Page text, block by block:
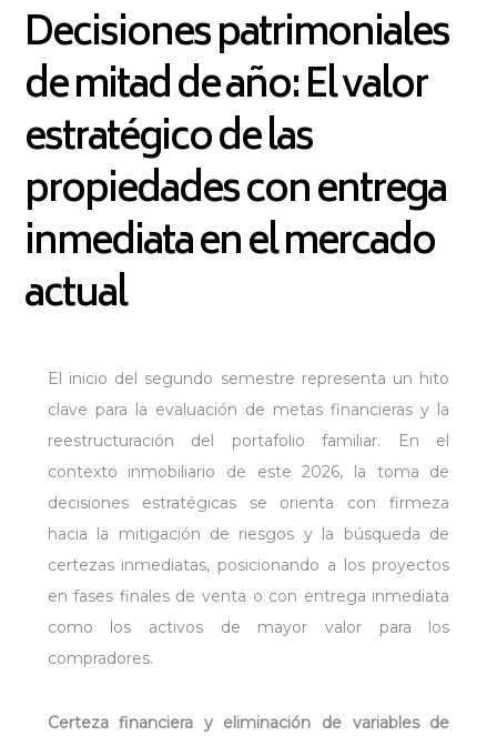
Decisiones patrimoniales
de mitad de año: El valor
estratégico de las
propiedades con entrega
inmediata en el mercado
actual
El inicio del segundo semestre representa un hito
clave para la evaluación de metas financieras y la
reestructuración del portafolio familiar. En el
contexto inmobiliario de este 2026, la toma de
decisiones estratégicas se orienta con firmeza
hacia la mitigación de riesgos y la búsqueda de
certezas inmediatas, posicionando a los proyectos
en fases finales de venta o con entrega inmediata
como los activos de mayor valor para los
compradores.
Certeza financiera y eliminación de variables de